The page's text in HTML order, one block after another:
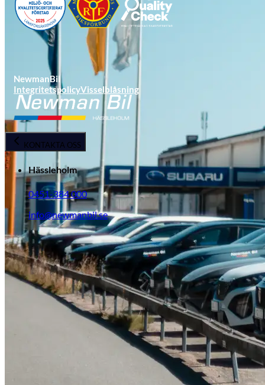
Opel
Serviceverkstad
NewmanBil
IntegritetspolicyVisselblåsning
KONTAKTA OSS
Hässleholm
0451-384 000
info@newmanbil.se